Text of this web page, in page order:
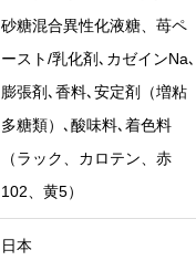
砂糖混合異性化液糖、苺ペ
ースト/乳化剤､カゼインNa､
膨張剤､香料､安定剤（増粘
多糖類）､酸味料､着色料
（ラック、カロテン、赤
102、黄5）
日本